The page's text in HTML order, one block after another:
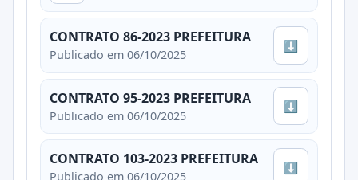
CONTRATO 86-2023 PREFEITURA
Publicado em 06/10/2025
⬇
CONTRATO 95-2023 PREFEITURA
Publicado em 06/10/2025
⬇
CONTRATO 103-2023 PREFEITURA
Publicado em 06/10/2025
⬇